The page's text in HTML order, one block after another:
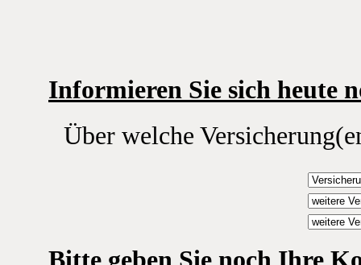
Informieren Sie sich heute
Über welche